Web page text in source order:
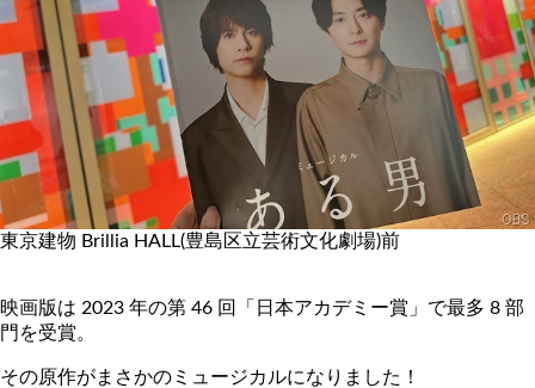
東京建物 Brillia HALL(豊島区立芸術文化劇場)前
映画版は 2023 年の第 46 回「日本アカデミー賞」で最多 8 部
門を受賞。
その原作がまさかのミュージカルになりました！